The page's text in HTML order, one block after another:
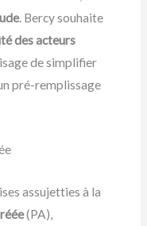
. Bercy souhaite
des acteurs
de simplifier
pré-remplissage
assujetties à la
(PA),